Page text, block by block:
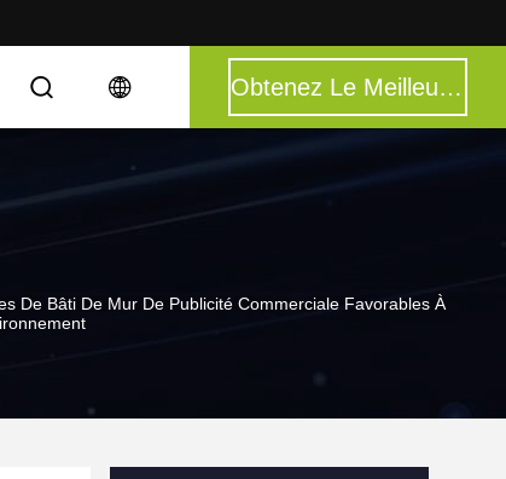
Obtenez Le Meilleur Prix
De Bâti De Mur De Publicité Commerciale Favorables À